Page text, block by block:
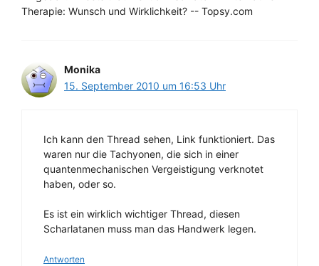
Therapie: Wunsch und Wirklichkeit? -- Topsy.com
Monika
15. September 2010 um 16:53 Uhr
Ich kann den Thread sehen, Link funktioniert. Das
waren nur die Tachyonen, die sich in einer
quantenmechanischen Vergeistigung verknotet
haben, oder so.
Es ist ein wirklich wichtiger Thread, diesen
Scharlatanen muss man das Handwerk legen.
Antworten